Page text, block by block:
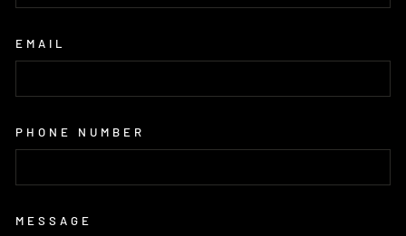
EMAIL
PHONE NUMBER
MESSAGE